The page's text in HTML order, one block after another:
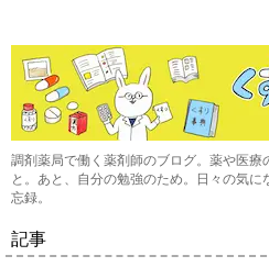
調剤薬局で働く薬剤師のブログ。薬や医療
と。あと、自分の勉強のため。日々の気
忘録。
記事